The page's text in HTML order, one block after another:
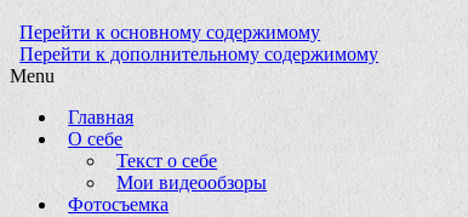
Перейти к основному содержимому
Перейти к дополнительному содержимому
Menu
Главная
О себе
Текст о себе
Мои видеообзоры
Фотосъемка